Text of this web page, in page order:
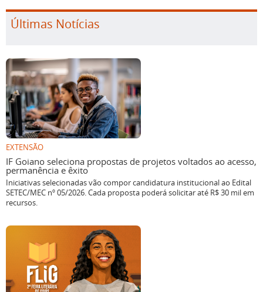
Últimas Notícias
EXTENSÃO
IF Goiano seleciona propostas de projetos voltados ao acesso,
permanência e êxito
Iniciativas selecionadas vão compor candidatura institucional ao Edital
SETEC/MEC nº 05/2026. Cada proposta poderá solicitar até R$ 30 mil em
recursos.